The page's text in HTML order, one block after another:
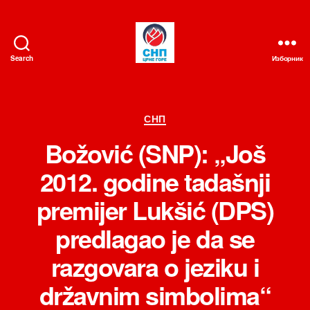
Search Изборник
Категорије
СНП
Božović (SNP): „Još
2012. godine tadašnji
premijer Lukšić (DPS)
predlagao je da se
razgovara o jeziku i
državnim simbolima“